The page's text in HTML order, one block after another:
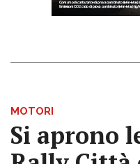
MOTORI
Si aprono